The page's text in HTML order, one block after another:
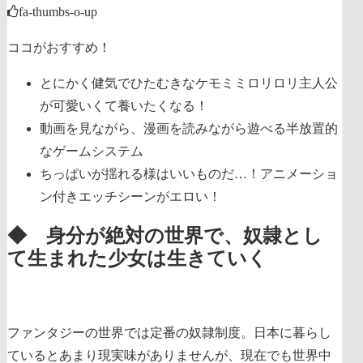
fa-thumbs-o-up
ココがおすすめ！
とにかく健気でひたむきなケモミミロリロリ主人公
が可愛いくて養いたくなる！
動画を見ながら、漫画を読みながら遊べる半放置的
なゲームシステム
ちっぱいが揺れる様はいいものだ…！アニメーショ
ン付きエッチシーンがエロい！
◆ 身分が絶対の世界で、奴隷とし
て生まれた少女は生きていく
ファンタジーの世界では定番の奴隷制度。日本に暮らし
ているとあまり現実味がありませんが、現在でも世界中